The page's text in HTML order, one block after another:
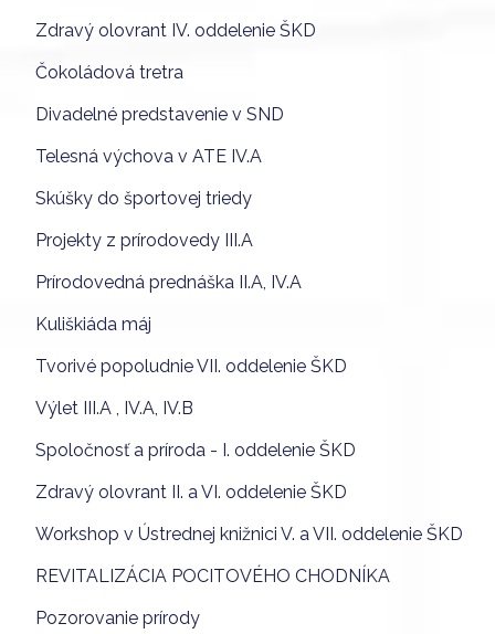
Zdravý olovrant IV. oddelenie ŠKD
Čokoládová tretra
Divadelné predstavenie v SND
Telesná výchova v ATE IV.A
Skúšky do športovej triedy
Projekty z prírodovedy III.A
Prírodovedná prednáška II.A, IV.A
Kuliškiáda máj
Tvorivé popoludnie VII. oddelenie ŠKD
Výlet III.A , IV.A, IV.B
Spoločnosť a príroda - I. oddelenie ŠKD
Zdravý olovrant II. a VI. oddelenie ŠKD
Workshop v Ústrednej knižnici V. a VII. oddelenie ŠKD
REVITALIZÁCIA POCITOVÉHO CHODNÍKA
Pozorovanie prírody